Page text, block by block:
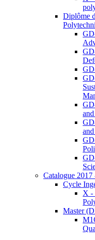
Diplôme
Catalogue 2017
Cycle
X -
Master